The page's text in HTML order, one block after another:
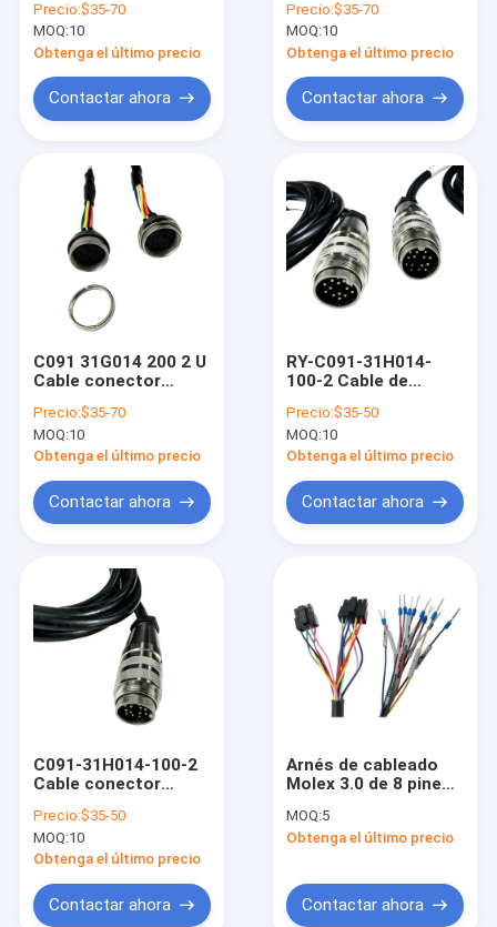
duradero Cable de
sensor de enchufe
de aviación de 14
pines arnés de
cableado de grado
Industrial C091
Precio:$35-70
MOQ:10
Obtenga el último precio
Contactar ahora
duradero Cable de
sensor de enchufe
de aviación de 14
pines arnés de
cableado de grado
Industrial C091
Precio:$35-70
MOQ:10
Obtenga el último precio
Contactar ahora
C091 31G014 200 2 U
Cable conector
duradero Cable de
sensor de enchufe
de aviación de 14
cableado de grado
Industrial C091
Precio:$35-70
MOQ:10
Obtenga el último precio
Contactar ahora
RY-C091-31H014-
100-2 Cable de
femenino duradero
de 14 pines Conector
de conector coaxial
Precio:$35-50
MOQ:10
Obtenga el último precio
Contactar ahora
C091-31H014-100-2
Cable conector
duradero Cable de
sensor de enchufe
de aviación de 14
cableado de grado
Industrial C091
Precio:$35-50
MOQ:10
Obtenga el último precio
Contactar ahora
Arnés de cableado
Molex 3.0 de 8 pines
cable de PVC 300V
2464 24AWG y
MOQ:5
Obtenga el último precio
Contactar ahora